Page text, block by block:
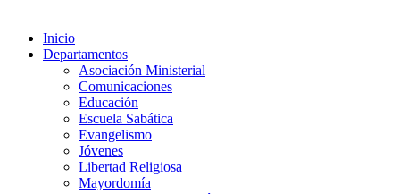
Inicio
Departamentos
Asociación Ministerial
Comunicaciones
Educación
Escuela Sabática
Evangelismo
Jóvenes
Libertad Religiosa
Mayordomía